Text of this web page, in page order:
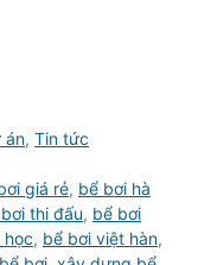
án, Tin tức
giá rẻ, bể bơi hà
thi đấu, bể bơi
học, bể bơi việt hàn,